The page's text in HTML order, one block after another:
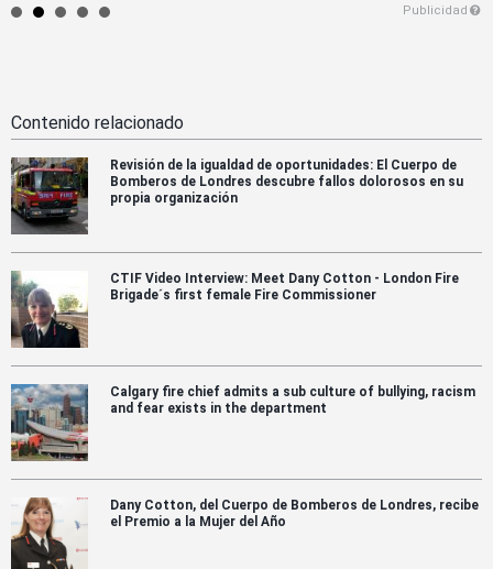
Publicidad
Contenido relacionado
Revisión de la igualdad de oportunidades: El Cuerpo de
Bomberos de Londres descubre fallos dolorosos en su
propia organización
CTIF Video Interview: Meet Dany Cotton - London Fire
Brigade´s first female Fire Commissioner
Calgary fire chief admits a sub culture of bullying, racism
and fear exists in the department
Dany Cotton, del Cuerpo de Bomberos de Londres, recibe
el Premio a la Mujer del Año